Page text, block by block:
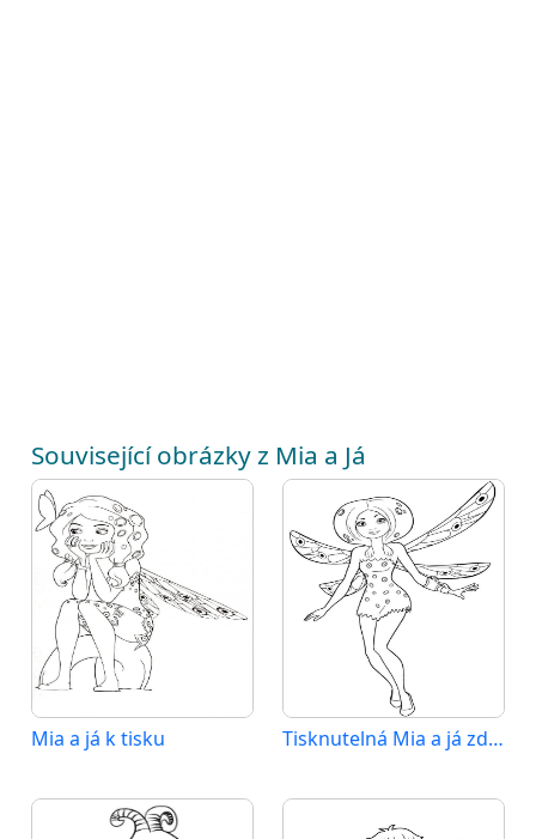
Související obrázky z Mia a Já
Mia a já k tisku Tisknutelná Mia a já zdarma